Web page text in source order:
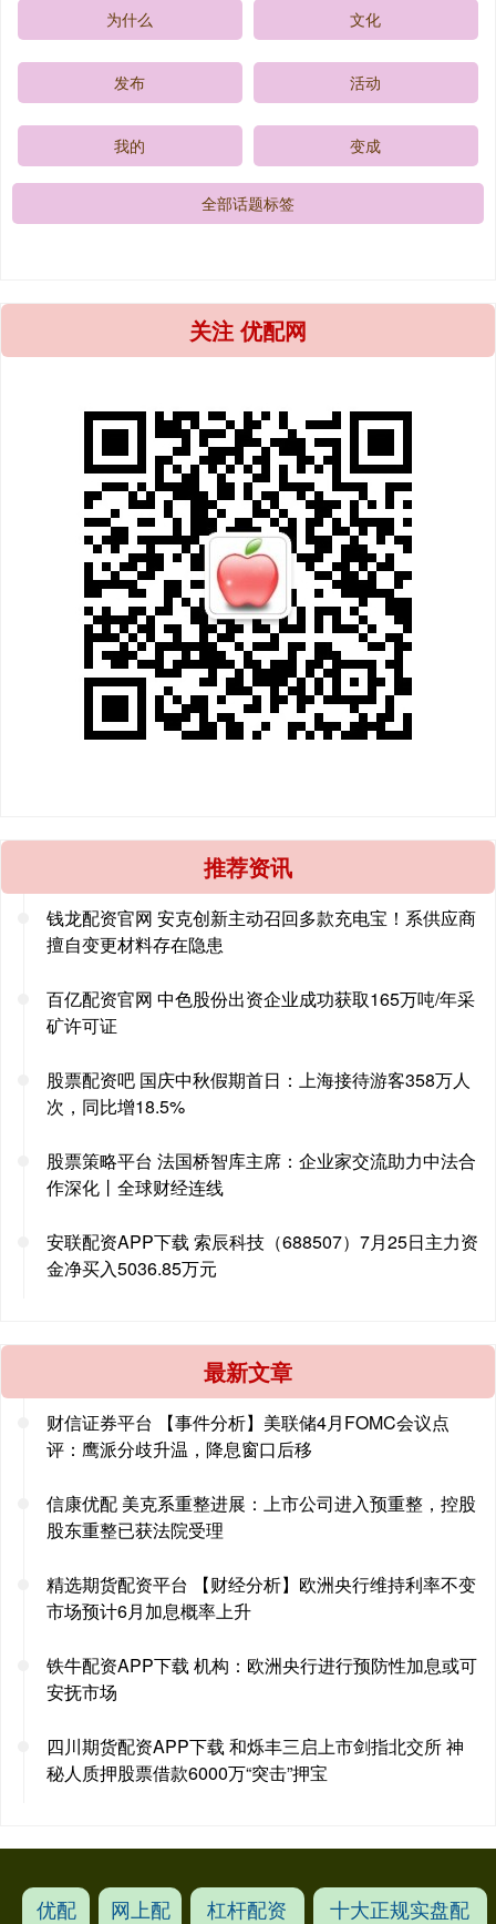
为什么 文化
发布 活动
我的 变成
全部话题标签
关注 优配网
推荐资讯
钱龙配资官网 安克创新主动召回多款充电宝！系供应商
擅自变更材料存在隐患
百亿配资官网 中色股份出资企业成功获取165万吨/年采
矿许可证
股票配资吧 国庆中秋假期首日：上海接待游客358万人
次，同比增18.5%
股票策略平台 法国桥智库主席：企业家交流助力中法合
作深化丨全球财经连线
安联配资APP下载 索辰科技（688507）7月25日主力资
金净买入5036.85万元
最新文章
财信证券平台 【事件分析】美联储4月FOMC会议点
评：鹰派分歧升温，降息窗口后移
信康优配 美克系重整进展：上市公司进入预重整，控股
股东重整已获法院受理
精选期货配资平台 【财经分析】欧洲央行维持利率不变
市场预计6月加息概率上升
铁牛配资APP下载 机构：欧洲央行进行预防性加息或可
安抚市场
四川期货配资APP下载 和烁丰三启上市剑指北交所 神
秘人质押股票借款6000万“突击”押宝
优配 网上配 杠杆配资 十大正规实盘配